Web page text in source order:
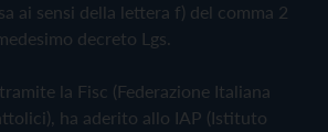
ai sensi della lettera f) del comma 2
decreto Lgs.
la Fisc (Federazione Italiana
ha aderito allo IAP (Istituto